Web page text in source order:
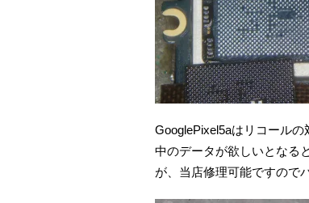
GooglePixel5aはリコールの
中のデータが欲しいとなる
が、当店修理可能ですので